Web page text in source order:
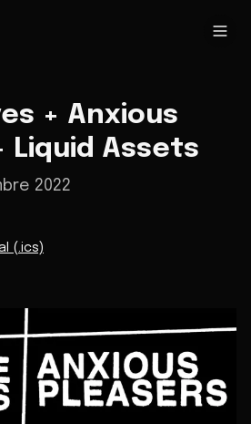
+ Anxious
Liquid Assets
2022
(.ics)